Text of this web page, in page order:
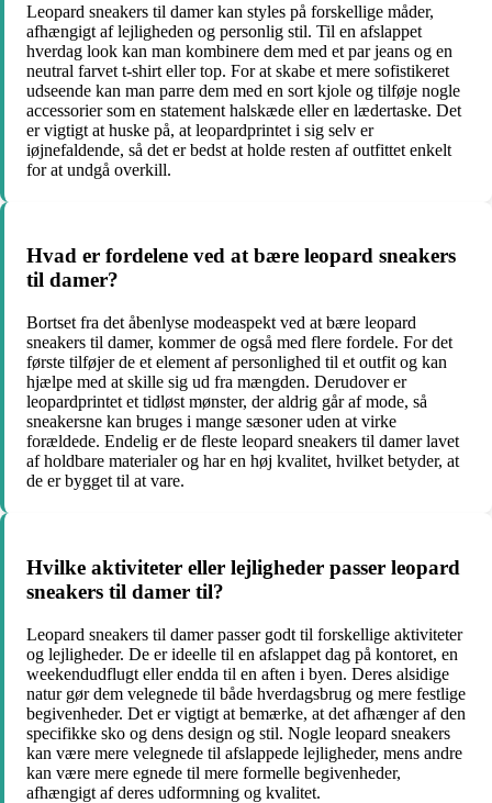
Leopard sneakers til damer kan styles på forskellige måder,
afhængigt af lejligheden og personlig stil. Til en afslappet
hverdag look kan man kombinere dem med et par jeans og en
neutral farvet t-shirt eller top. For at skabe et mere sofistikeret
udseende kan man parre dem med en sort kjole og tilføje nogle
accessorier som en statement halskæde eller en lædertaske. Det
er vigtigt at huske på, at leopardprintet i sig selv er
iøjnefaldende, så det er bedst at holde resten af outfittet enkelt
for at undgå overkill.
Hvad er fordelene ved at bære leopard sneakers
til damer?
Bortset fra det åbenlyse modeaspekt ved at bære leopard
sneakers til damer, kommer de også med flere fordele. For det
første tilføjer de et element af personlighed til et outfit og kan
hjælpe med at skille sig ud fra mængden. Derudover er
leopardprintet et tidløst mønster, der aldrig går af mode, så
sneakersne kan bruges i mange sæsoner uden at virke
forældede. Endelig er de fleste leopard sneakers til damer lavet
af holdbare materialer og har en høj kvalitet, hvilket betyder, at
de er bygget til at vare.
Hvilke aktiviteter eller lejligheder passer leopard
sneakers til damer til?
Leopard sneakers til damer passer godt til forskellige aktiviteter
og lejligheder. De er ideelle til en afslappet dag på kontoret, en
weekendudflugt eller endda til en aften i byen. Deres alsidige
natur gør dem velegnede til både hverdagsbrug og mere festlige
begivenheder. Det er vigtigt at bemærke, at det afhænger af den
specifikke sko og dens design og stil. Nogle leopard sneakers
kan være mere velegnede til afslappede lejligheder, mens andre
kan være mere egnede til mere formelle begivenheder,
afhængigt af deres udformning og kvalitet.